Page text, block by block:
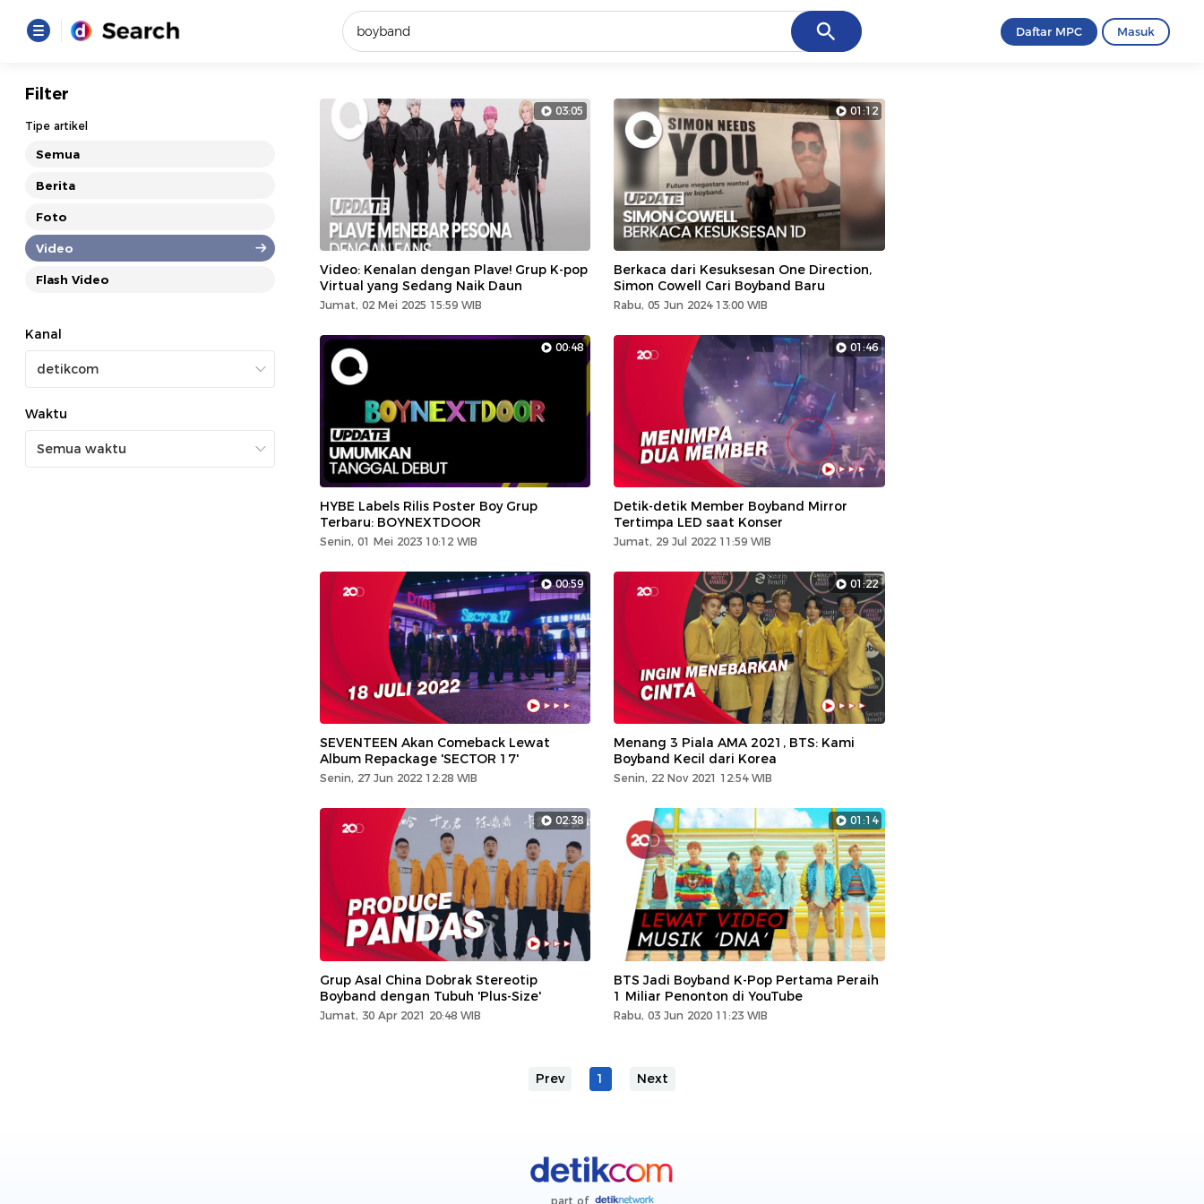
Cancel
Loading...
Promoted
Terakhir yang dicari
Loading...
Daftar MPC Masuk
Filter
Tipe artikel
Semua
Berita
Foto
Video
Flash Video
Kanal
Waktu
03:05
Video: Kenalan dengan Plave! Grup K-pop
Virtual yang Sedang Naik Daun
Jumat, 02 Mei 2025 15:59 WIB
01:12
Berkaca dari Kesuksesan One Direction,
Simon Cowell Cari Boyband Baru
Rabu, 05 Jun 2024 13:00 WIB
00:48
HYBE Labels Rilis Poster Boy Grup
Terbaru: BOYNEXTDOOR
Senin, 01 Mei 2023 10:12 WIB
01:46
Detik-detik Member Boyband Mirror
Tertimpa LED saat Konser
Jumat, 29 Jul 2022 11:59 WIB
00:59
SEVENTEEN Akan Comeback Lewat
Album Repackage 'SECTOR 17'
Senin, 27 Jun 2022 12:28 WIB
01:22
Menang 3 Piala AMA 2021, BTS: Kami
Boyband Kecil dari Korea
Senin, 22 Nov 2021 12:54 WIB
02:38
Grup Asal China Dobrak Stereotip
Boyband dengan Tubuh 'Plus-Size'
Jumat, 30 Apr 2021 20:48 WIB
01:14
BTS Jadi Boyband K-Pop Pertama Peraih
1 Miliar Penonton di YouTube
Rabu, 03 Jun 2020 11:23 WIB
Prev 1 Next
part of